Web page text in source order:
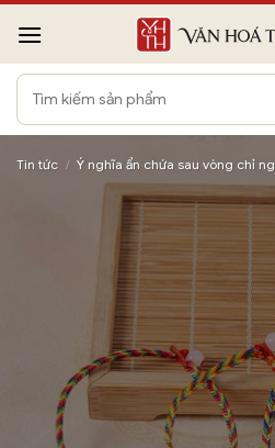
qua
nội
dung
Tìm
Tin tức / Ý nghĩa ẩn chứa sau vòng chỉ